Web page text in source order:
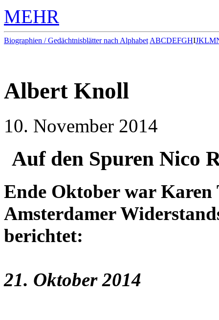
MEHR
Biographien / Gedächtnisblätter nach Alphabet ABCDEFGHIJKLM
Albert Knoll
10. November 2014
Auf den Spuren Nico
Ende Oktober war Karen
Amsterdamer
berichtet:
21. Oktober 2014